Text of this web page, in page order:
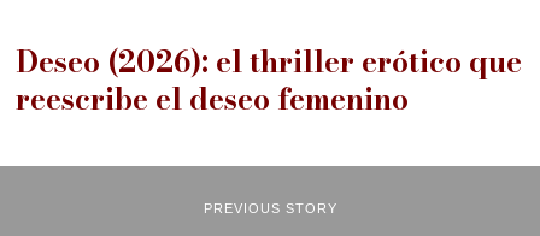
Deseo (2026): el thriller erótico que
reescribe el deseo femenino
PREVIOUS STORY